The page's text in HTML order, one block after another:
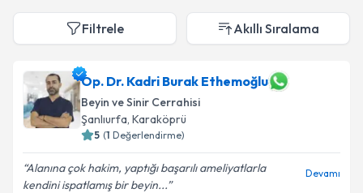
Filtrele Akıllı Sıralama
Op. Dr. Kadri Burak Ethemoğlu
Beyin ve Sinir Cerrahisi
Şanlıurfa, Karaköprü
5 (1 Değerlendirme)
Alanına çok hakim, yaptığı başarılı ameliyatlarla
kendini ispatlamış bir beyin...
Devamı